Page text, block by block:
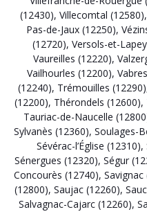
(12430), Villecomtal (12580),
Pas-de-Jaux (12250),
(12720), Versols-et-
Vaureilles (12220),
Vailhourles (12200),
(12240), Trémouilles (12290)
(12200), Thérondels (12600),
Tauriac-de-Naucelle
Sylvanès (12360), Soulages-
Sévérac-l’Église (12310),
Sénergues (12320), Ségur
Concourès (12740), Savignac
(12800), Saujac (12260),
Salvagnac-Cajarc (12260),